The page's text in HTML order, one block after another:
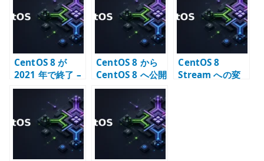
CentOS 8 が
2021 年で終了 –
CentOS Stream
への転換点
CentOS 8 から
CentOS 8 へ公開
鍵認証で SSH 接
CentOS 8
Stream への変